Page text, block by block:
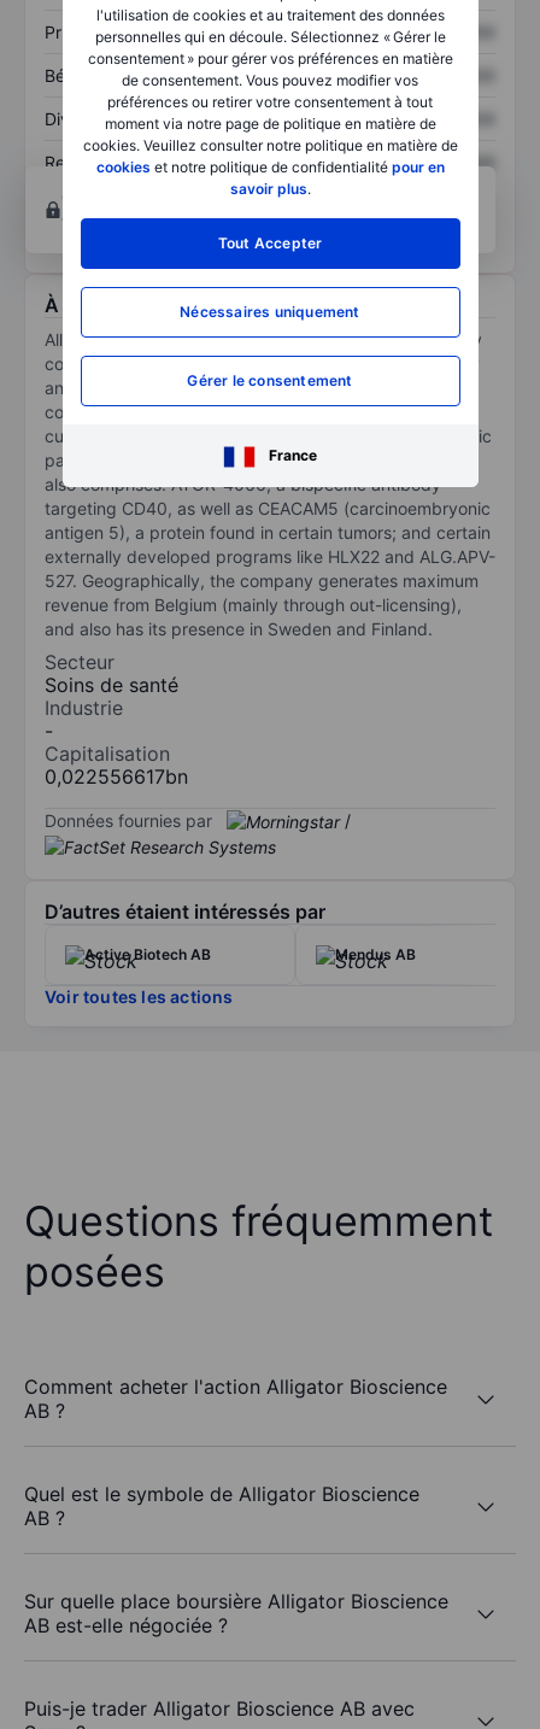
l'utilisation de cookies et au traitement des données
personnelles qui en découle. Sélectionnez « Gérer le
consentement » pour gérer vos préférences en matière
de consentement. Vous pouvez modifier vos
préférences ou retirer votre consentement à tout
moment via notre page de politique en matière de
cookies. Veuillez consulter notre politique en matière de
cookies et notre politique de confidentialité pour en
savoir plus.
Tout Accepter
Nécessaires uniquement
Gérer le consentement
France
Prix / ventes XXXXXXX XXXXXXX
Bénéfice par action XXXXXXX
Dividende par action XXXXXXX XXXXXXX
Rendement des
XXXXXXX
XXXXXXX
Ouvrir un compte
pour accéder à d’autres outils
techniques et d’analyses.
À propos Alligator Bioscience AB
Alligator Bioscience AB is a clinical-stage biotechnology
company developing tumor-directed immuno-oncology
antibody drugs focused on the CD40 receptor. The
company's main drug candidate, mitazalimab, is
currently under development as a therapy for metastatic
pancreatic cancer patients. Its development pipeline
also comprises: ATOR-4066, a bispecific antibody
targeting CD40, as well as CEACAM5 (carcinoembryonic
antigen 5), a protein found in certain tumors; and certain
externally developed programs like HLX22 and ALG.APV-
527. Geographically, the company generates maximum
revenue from Belgium (mainly through out-licensing),
and also has its presence in Sweden and Finland.
Secteur
Soins de santé
Industrie
-
Capitalisation
0,022556617bn
Données fournies par /
D’autres étaient intéressés par
Active Biotech AB Mendus AB
Voir toutes les actions
Questions fréquemment
posées
Comment acheter l'action Alligator Bioscience
AB ?
Quel est le symbole de Alligator Bioscience
AB ?
Sur quelle place boursière Alligator Bioscience
AB est-elle négociée ?
Puis-je trader Alligator Bioscience AB avec